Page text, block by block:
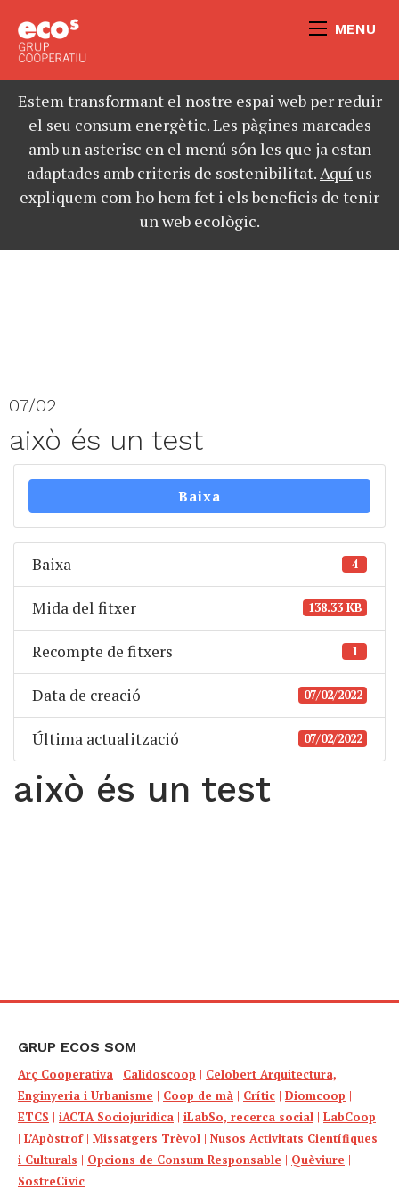
MENU
Estem transformant el nostre espai web per reduir
el seu consum energètic. Les pàgines marcades
amb un asterisc en el menú són les que ja estan
adaptades amb criteris de sostenibilitat.Aquíus
expliquem com ho hem fet i els beneficis de tenir
un web ecològic.
07/02
això és un test
Baixa
Baixa 4
Mida del fitxer 138.33 KB
Recompte de fitxers 1
Data de creació 07/02/2022
Última actualització 07/02/2022
això és un test
GRUP ECOS SOM
Arç Cooperativa | Calidoscoop | Celobert Arquitectura,
Enginyeria i Urbanisme | Coop de mà | Crític | Diomcoop |
ETCS | iACTA Sociojuridica | iLabSo, recerca social | LabCoop
| L’Apòstrof| Missatgers Trèvol | Nusos Activitats Científiques
i Culturals | Opcions de Consum Responsable | Quèviure |
SostreCívic